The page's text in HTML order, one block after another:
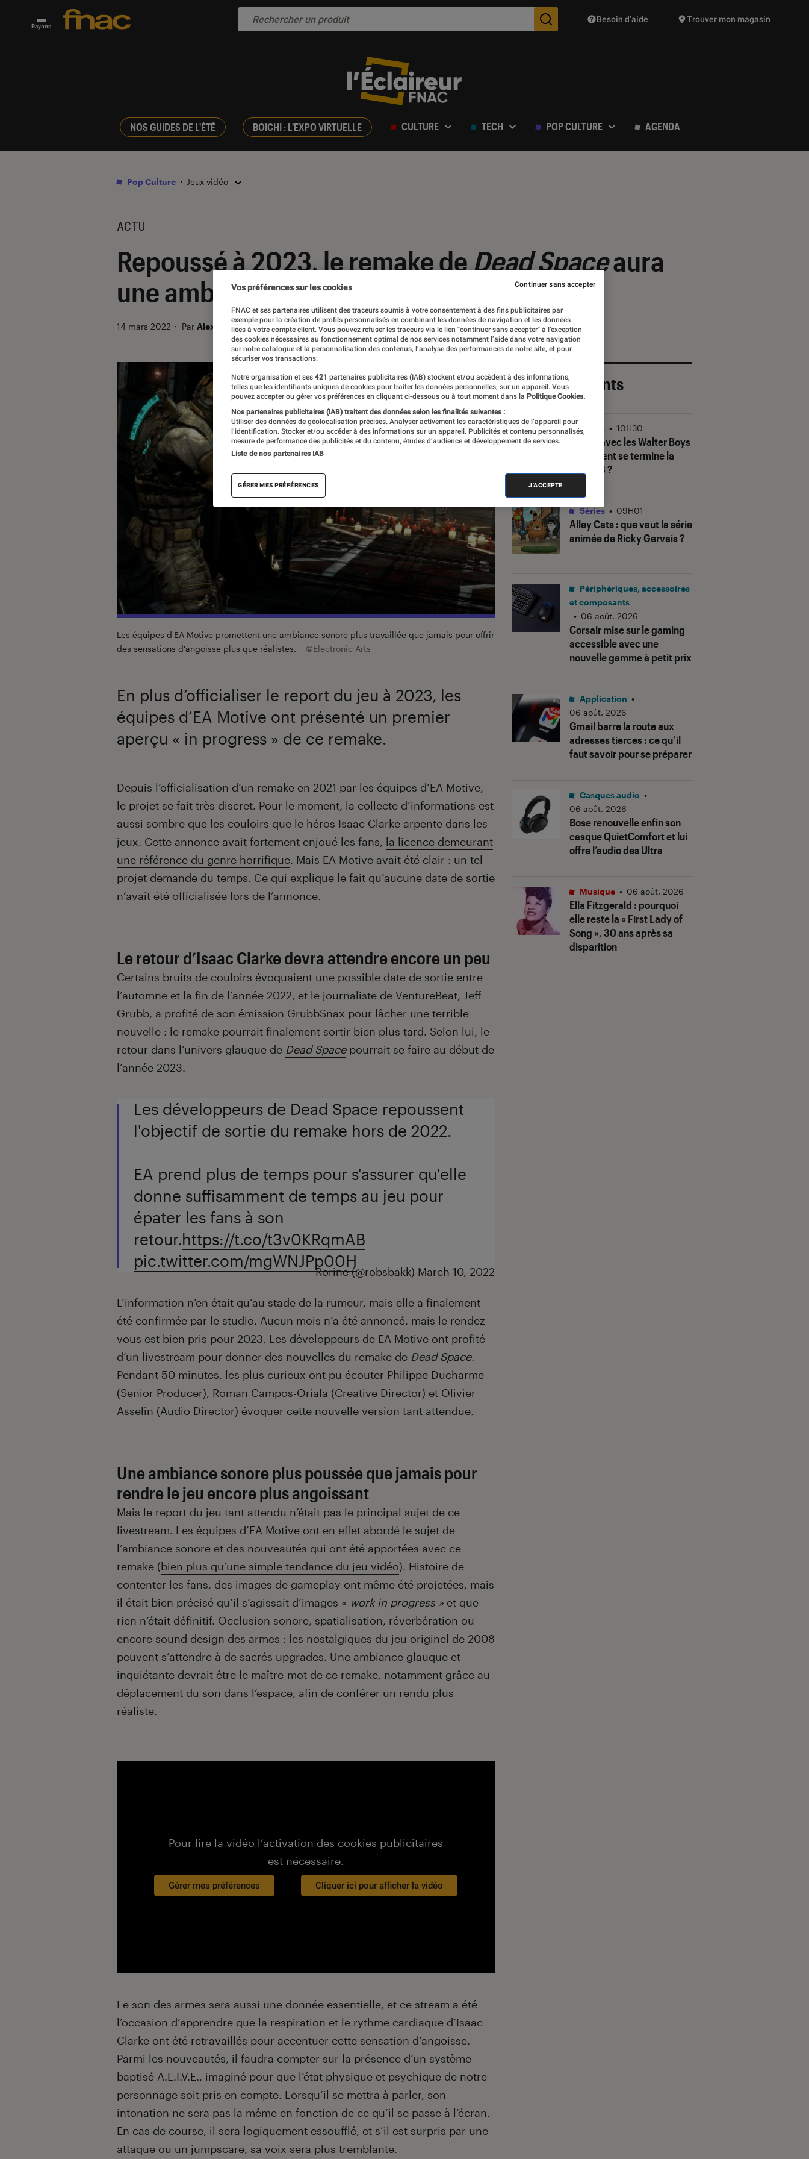
Rayons Des suggestions de produits vont vous être proposées
Besoin d’aide Trouver mon magasin
NOS GUIDES DE L'ÉTÉ BOICHI : L'EXPO VIRTUELLE CULTURE TECH POP CULTURE AGENDA
Pop Culture Jeux vidéo
ACTU
Repoussé à 2023, le remake deDead Spaceaura
une ambiance sonore «
plus angoissante »
14 mars 2022 ・ Par Alexandre Manceau
Les équipes d'EA Motive promettent une ambiance sonore plus travaillée que jamais pour offrir
des sensations d'angoisse plus que réalistes.
©Electronic Arts
En plus d’officialiser le report du jeu à 2023, les
équipes d’EA Motive ont présenté un premier
aperçu « in progress » de ce remake.
Introduction
Depuis l’officialisation d’un remake en 2021 par les équipes d’EA Motive,
le projet se fait très discret. Pour le moment, la collecte d’informations est
aussi sombre que les couloirs que le héros Isaac Clarke arpente dans les
jeux. Cette annonce avait fortement enjoué les fans, la licence demeurant
une référence du genre horrifique. Mais EA Motive avait été clair : un tel
projet demande du temps. Ce qui explique le fait qu’aucune date de sortie
n’avait été officialisée lors de l’annonce.
Le retour d’Isaac Clarke devra attendre encore un peu
Certains bruits de couloirs évoquaient une possible date de sortie entre
l’automne et la fin de l’année 2022, et le journaliste de VentureBeat, Jeff
Grubb, a profité de son émission GrubbSnax pour lâcher une terrible
nouvelle : le remake pourrait finalement sortir bien plus tard. Selon lui, le
retour dans l’univers glauque de Dead Spacepourrait se faire au début de
l’année 2023.
Les développeurs de Dead Space repoussent
l'objectif de sortie du remake hors de 2022.
EA prend plus de temps pour s'assurer qu'elle
donne suffisamment de temps au jeu pour
épater les fans à son
retour.https://t.co/t3v0KRqmAB
pic.twitter.com/mgWNJPp00H
— Rorine (@robsbakk) March 10, 2022
L’information n’en était qu’au stade de la rumeur, mais elle a finalement
été confirmée par le studio. Aucun mois n’a été annoncé, mais le rendez-
vous est bien pris pour 2023. Les développeurs de EA Motive ont profité
d’un livestream pour donner des nouvelles du remake de Dead Space.
Pendant 50 minutes, les plus curieux ont pu écouter Philippe Ducharme
(Senior Producer), Roman Campos-Oriala (Creative Director) et Olivier
Asselin (Audio Director) évoquer cette nouvelle version tant attendue.
Une ambiance sonore plus poussée que jamais pour
rendre le jeu encore plus angoissant
Mais le report du jeu tant attendu n’était pas le principal sujet de ce
livestream. Les équipes d’EA Motive ont en effet abordé le sujet de
l’ambiance sonore et des nouveautés qui ont été apportées avec ce
remake (bien plus qu’une simple tendance du jeu vidéo). Histoire de
contenter les fans, des images de gameplay ont même été projetées, mais
il était bien précisé qu’il s’agissait d’images « work in progress » et que
rien n’était définitif. Occlusion sonore, spatialisation, réverbération ou
encore sound design des armes : les nostalgiques du jeu originel de 2008
peuvent s’attendre à de sacrés upgrades. Une ambiance glauque et
inquiétante devrait être le maître-mot de ce remake, notamment grâce au
déplacement du son dans l’espace, afin de conférer un rendu plus
réaliste.
Pour lire la vidéo l’activation des cookies publicitaires
est nécessaire.
Gérer mes préférences Cliquer ici pour afficher la vidéo
Le son des armes sera aussi une donnée essentielle, et ce stream a été
l’occasion d’apprendre que la respiration et le rythme cardiaque d’Isaac
Clarke ont été retravaillés pour accentuer cette sensation d’angoisse.
Parmi les nouveautés, il faudra compter sur la présence d’un système
baptisé A.L.I.V.E., imaginé pour que l’état physique et psychique de notre
personnage soit pris en compte. Lorsqu’il se mettra à parler, son
intonation ne sera pas la même en fonction de ce qu’il se passe à l’écran.
En cas de course, il sera logiquement essoufflé, et s’il est surpris par une
attaque ou un jumpscare, sa voix sera plus tremblante.
Les plus récents
Ma vie avec les Walter Boys
: comment se termine la
saison 3 ?
Séries • 10H30
Alley Cats: que vaut la série
animée de Ricky Gervais ?
Séries • 09H01
Corsair mise sur le gaming
accessible avec une
nouvelle gamme à petit prix
Périphériques, accessoires
et composants
• 06 août. 2026
Gmail barre la route aux
adresses tierces : ce qu’il
faut savoir pour se préparer
Application •
06 août. 2026
Bose renouvelle enfin son
casque QuietComfort et lui
offre l’audio des Ultra
Casques audio •
06 août. 2026
Ella Fitzgerald : pourquoi
elle reste la « First Lady of
Song », 30 ans après sa
disparition
Musique • 06 août. 2026
Vos préférences sur les cookies
FNAC et ses partenaires utilisent des traceurs soumis à votre consentement à des fins publicitaires par
exemple pour la création de profils personnalisés en combinant les données de navigation et les données
liées à votre compte client. Vous pouvez refuser les traceurs via le lien "continuer sans accepter" à l’exception
des cookies nécessaires au fonctionnement optimal de nos services notamment l’aide dans votre navigation
sur notre catalogue et la personnalisation des contenus, l’analyse des performances de notre site, et pour
sécuriser vos transactions.
Notre organisation et ses 421 partenaires publicitaires (IAB) stockent et/ou accèdent à des informations,
telles que les identifiants uniques de cookies pour traiter les données personnelles, sur un appareil. Vous
pouvez accepter ou gérer vos préférences en cliquant ci-dessous ou à tout moment dans la Politique Cookies.
Nos partenaires publicitaires (IAB) traitent des données selon les finalités suivantes :
Utiliser des données de géolocalisation précises. Analyser activement les caractéristiques de l’appareil pour
l’identification. Stocker et/ou accéder à des informations sur un appareil. Publicités et contenu personnalisés,
mesure de performance des publicités et du contenu, études d’audience et développement de services.
Liste de nos partenaires IAB
GÉRER MES PRÉFÉRENCES J'ACCEPTE
Continuer sans accepter